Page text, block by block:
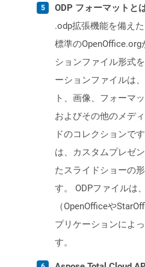
ODP フォーマットと
.odp拡張機能を備え
標準の
ションファイル形式
ーションファイルは
ト、画像、フォーマ
およびその他のメデ
ドのコレクションで
は、カスタムプレゼ
たスライドショーの
す。 ODPファイルは
（OpenOfficeや
プリケーションによ
す。